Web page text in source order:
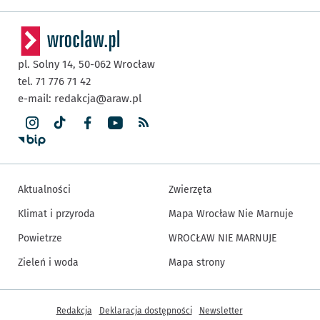
pl. Solny 14, 50-062 Wrocław
tel. 71 776 71 42
e-mail: redakcja@araw.pl
Aktualności
Klimat i przyroda
Powietrze
Zieleń i woda
Zwierzęta
Mapa Wrocław Nie Marnuje
WROCŁAW NIE MARNUJE
Mapa strony
Inne informacje
Redakcja Deklaracja dostępności Newsletter